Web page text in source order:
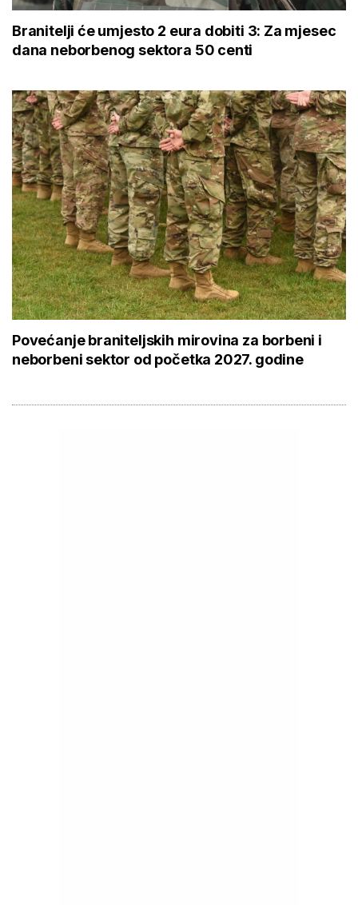
Branitelji će umjesto 2 eura dobiti 3: Za mjesec
dana neborbenog sektora 50 centi
Povećanje braniteljskih mirovina za borbeni i
neborbeni sektor od početka 2027. godine